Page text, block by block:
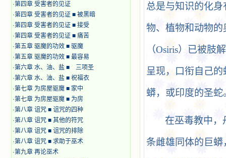
·第四章 受害者的见证
·第四章 受害者的见证 ■ 被黑暗
·第四章 受害者的见证 ■ 接受
·第四章 受害者的见证 ■ 痛苦
·第五章 驱魔的功效 ■ 驱魔
·第五章 驱魔的功效 ■ 最容易
·第六章 水、油、盐 ■ 三项圣
·第六章 水、油、盐 ■ 祝福衣
·第七章 为房屋驱魔 ■ 家中
·第七章 为房屋驱魔 ■ 为房
·第八章 诅咒 ■ 诅咒的四种
·第八章 诅咒 ■ 其他的符咒
·第八章 诅咒 ■ 诅咒的排除
·第八章 诅咒 ■ 求助于巫术
·第九章 再论巫术
总是与知识的化
物、植物和动物
（Osiris）已被肢
呈现，口衔自己
蟒，或印度的圣蛇
在巫毒教中，
条雌雄同体的巨